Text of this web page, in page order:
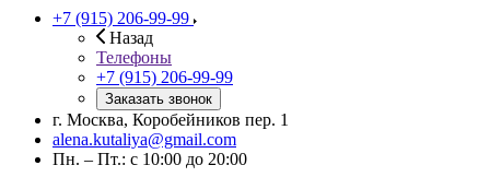
+7 (915) 206-99-99
Назад
Телефоны
+7 (915) 206-99-99
Заказать звонок
г. Москва, Коробейников пер. 1
alena.kutaliya@gmail.com
Пн. – Пт.: с 10:00 до 20:00